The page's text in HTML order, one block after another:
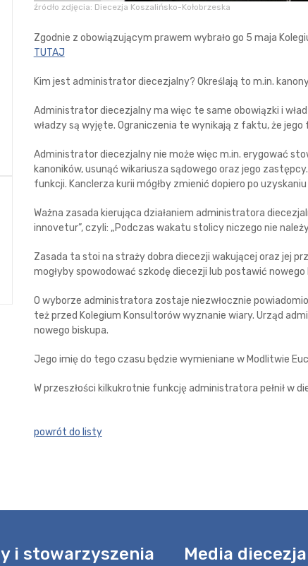
źródło zdjęcia: Diecezja Koszalińsko-Kołobrzeska
Zgodnie z obowiązującym prawem wybrało go 5 maja
TUTAJ
Kim jest administrator diecezjalny? Określają to m.in.
Administrator diecezjalny ma więc te same obowiązki i
władzy są wyjęte. Ograniczenia te wynikają z faktu, że
Administrator diecezjalny nie może więc m.in. erygować
kanoników, usunąć wikariusza sądowego oraz jego
funkcji. Kanclerza kurii mógłby zmienić dopiero po
Ważna zasada kierująca działaniem administratora
innovetur”, czyli: „Podczas wakatu stolicy niczego nie
Zasada ta stoi na straży dobra diecezji wakującej oraz jej
mogłyby spowodować szkodę diecezji lub postawić
O wyborze administratora zostaje niezwłocznie
też przed Kolegium Konsultorów wyznanie wiary. Urząd
nowego biskupa.
Jego imię do tego czasu będzie wymieniane w Modlitwie
W przeszłości kilkukrotnie funkcję administratora pełnił w
powrót do listy
i stowarzyszenia Media